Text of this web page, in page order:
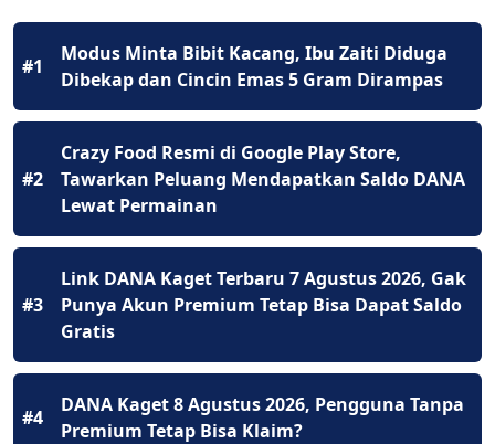
#1
Modus Minta Bibit Kacang, Ibu Zaiti Diduga
Dibekap dan Cincin Emas 5 Gram Dirampas
#2
Crazy Food Resmi di Google Play Store,
Tawarkan Peluang Mendapatkan Saldo DANA
Lewat Permainan
#3
Link DANA Kaget Terbaru 7 Agustus 2026, Gak
Punya Akun Premium Tetap Bisa Dapat Saldo
Gratis
#4
DANA Kaget 8 Agustus 2026, Pengguna Tanpa
Premium Tetap Bisa Klaim?